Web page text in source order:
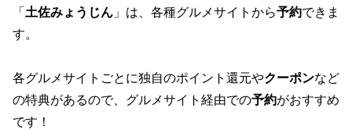
「 土佐みょうじん 」は、各種グルメサイトから予約できま
す。
各グルメサイトごとに独自のポイント還元やクーポンなど
の特典があるので、グルメサイト経由での予約がおすすめ
です！